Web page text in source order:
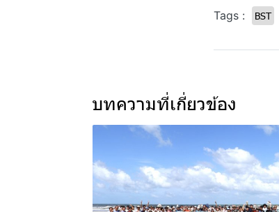
Tags : BST
บทความที่เกี่ยวข้อง